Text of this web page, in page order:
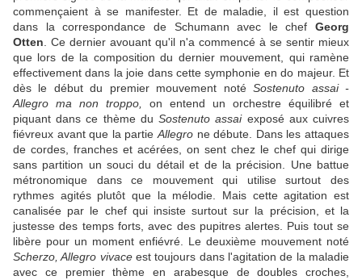
commençaient à se manifester. Et de maladie, il est question
dans la correspondance de Schumann avec le chef Georg
Otten . Ce dernier avouant qu'il n'a commencé à se sentir mieux
que lors de la composition du dernier mouvement, qui ramène
effectivement dans la joie dans cette symphonie en do majeur. Et
dès le début du premier mouvement notéSostenuto assai -
Allegro ma non troppo,
on entend un orchestre équilibré et
piquant dans ce thème duSostenuto assaiexposé aux cuivres
fiévreux avant que la partie Allegro ne débute. Dans les attaques
de cordes, franches et acérées, on sent chez le chef qui dirige
sans partition un souci du détail et de la précision. Une battue
métronomique dans ce mouvement qui utilise surtout des
rythmes agités plutôt que la mélodie. Mais cette agitation est
canalisée par le chef qui insiste surtout sur la précision, et la
justesse des temps forts, avec des pupitres alertes. Puis tout se
libère pour un moment enfiévré. Le deuxième mouvement noté
Scherzo, Allegro vivaceest toujours dans l'agitation de la maladie
avec ce premier thème en arabesque de doubles croches,